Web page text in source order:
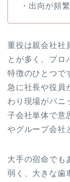
・出向が頻
重役は親会社社
とが多く、プロ
特徴のひとつで
急に社長や役員
わり現場がパニ
子会社単体で意
やグループ会社
大手の宿命でも
弱く、大きな歯